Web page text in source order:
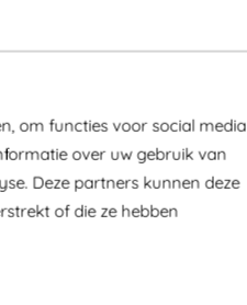
om functies voor social media
over uw gebruik van
Deze partners kunnen deze
of die ze hebben